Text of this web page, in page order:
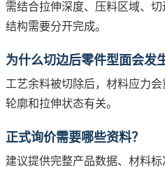
需结合拉伸深度、压料区域、
结构需要分开完成。
为什么切边后零件型面会发
工艺余料被切除后，材料应力会
轮廓和拉伸状态有关。
正式询价需要哪些资料？
建议提供完整产品数据、材料